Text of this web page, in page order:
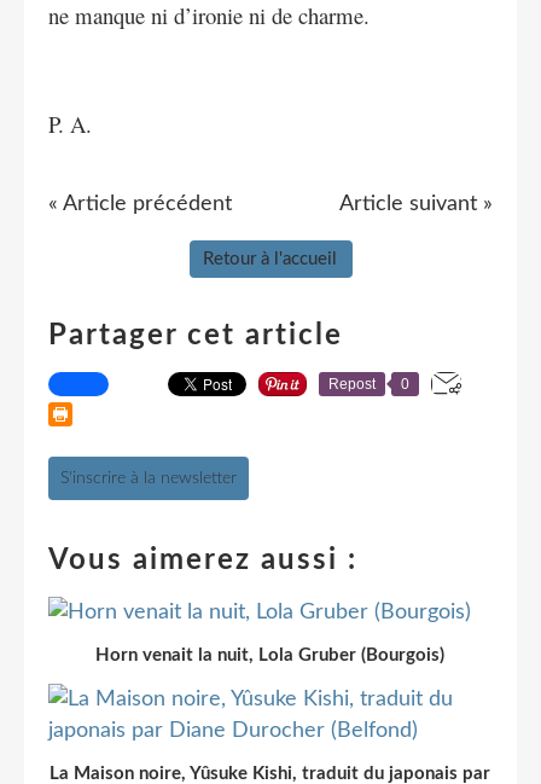
ne manque ni d’ironie ni de charme.
P. A.
« Article précédent Article suivant »
Retour à l'accueil
Partager cet article
Repost 0
S'inscrire à la newsletter
Vous aimerez aussi :
Horn venait la nuit, Lola Gruber (Bourgois)
La Maison noire, Yûsuke Kishi, traduit du japonais par